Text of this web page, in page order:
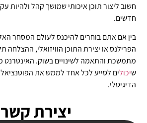
חשוב ליצור תוכן איכותי שמושך קהל ולהיות
חדשים.
בין אם אתם בוחרים להיכנס לעולם המסחר
הפרילנס או יצירת התוכן הוויזואלי, ההצלחה
מתמשכת והתאמה לשינויים בשוק. האינטרנט
שיכולים לסייע לכל אחד לממש את הפוטנציאל
הדיגיטלי.
יצירת קשר